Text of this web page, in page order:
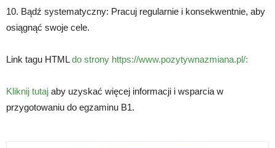
10. Bądź systematyczny: Pracuj regularnie i konsekwentnie, aby
osiągnąć swoje cele.
Link tagu HTMLdo strony https://www.pozytywnazmiana.pl/:
Kliknij tutaj aby uzyskać więcej informacji i wsparcia w
przygotowaniu do egzaminu B1.